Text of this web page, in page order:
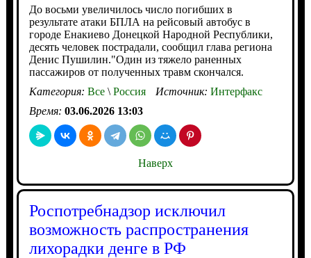
До восьми увеличилось число погибших в
результате атаки БПЛА на рейсовый автобус в
городе Енакиево Донецкой Народной Республики,
десять человек пострадали, сообщил глава региона
Денис Пушилин."Один из тяжело раненных
пассажиров от полученных травм скончался.
Категория: Все\Россия Источник: Интерфакс
Время: 03.06.2026 13:03
Наверх
Роспотребнадзор исключил
возможность распространения
лихорадки денге в РФ